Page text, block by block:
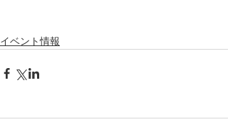
イベント情報